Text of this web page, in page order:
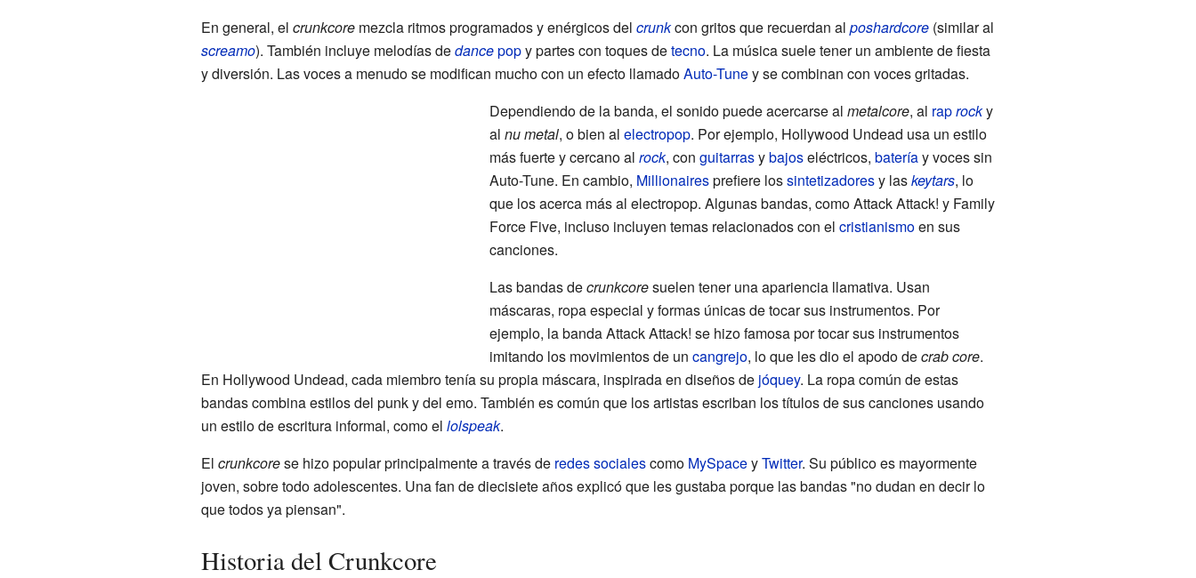
En general, el crunkcoremezcla ritmos programados y enérgicos del crunkcon gritos que recuerdan al poshardcore(similar al
screamo). También incluye melodías dedancepopy partes con toques detecno. La música suele tener un ambiente de fiesta
y diversión. Las voces a menudo se modifican mucho con un efecto llamadoAuto-Tuney se combinan con voces gritadas.
Dependiendo de la banda, el sonido puede acercarse al metalcore, al raprocky
al nu metal, o bien al electropop. Por ejemplo, Hollywood Undead usa un estilo
más fuerte y cercano al rock, con guitarrasybajoseléctricos, bateríay voces sin
Auto-Tune. En cambio, Millionairesprefiere lossintetizadoresy laskeytars, lo
que los acerca más al electropop. Algunas bandas, como Attack Attack! y Family
Force Five, incluso incluyen temas relacionados con el cristianismoen sus
canciones.
Las bandas decrunkcoresuelen tener una apariencia llamativa. Usan
máscaras, ropa especial y formas únicas de tocar sus instrumentos. Por
ejemplo, la banda Attack Attack! se hizo famosa por tocar sus instrumentos
imitando los movimientos de un cangrejo, lo que les dio el apodo decrab core.
En Hollywood Undead, cada miembro tenía su propia máscara, inspirada en diseños de jóquey. La ropa común de estas
bandas combina estilos del punk y del emo. También es común que los artistas escriban los títulos de sus canciones usando
un estilo de escritura informal, como el lolspeak.
El crunkcorese hizo popular principalmente a través de redes socialescomo MySpaceyTwitter. Su público es mayormente
joven, sobre todo adolescentes. Una fan de diecisiete años explicó que les gustaba porque las bandas "no dudan en decir lo
que todos ya piensan".
Historia del Crunkcore